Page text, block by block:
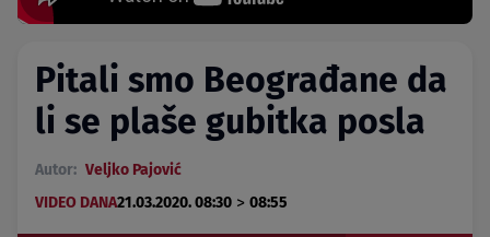
Pitali smo Beograđane da
li se plaše gubitka posla
Autor: Veljko Pajović
VIDEO DANA21.03.2020. 08:30 > 08:55